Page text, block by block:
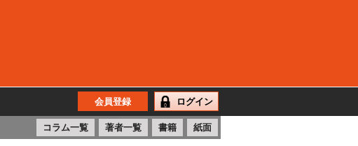
会員登録 ログイン
コラム一覧 著者一覧 書籍 紙面